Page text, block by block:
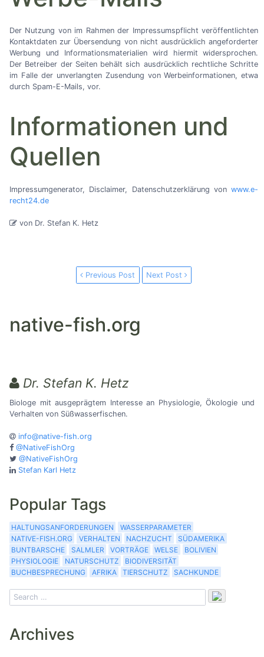
Der Nutzung von im Rahmen der Impressumspflicht veröffentlichten
Kontaktdaten zur Übersendung von nicht ausdrücklich angeforderter
Werbung und Informationsmaterialien wird hiermit widersprochen.
Der Betreiber der Seiten behält sich ausdrücklich rechtliche Schritte
im Falle der unverlangten Zusendung von Werbeinformationen, etwa
durch Spam-E-Mails, vor.
Informationen und
Quellen
Impressumgenerator, Disclaimer, Datenschutzerklärung vonwww.e-
recht24.de
von Dr. Stefan K. Hetz
Previous Post Next Post
native-fish.org
Dr. Stefan K. Hetz
Biologe mit ausgeprägtem Interesse an Physiologie, Ökologie und
Verhalten von Süßwasserfischen.
info@native-fish.org
@NativeFishOrg
@NativeFishOrg
Stefan Karl Hetz
Popular Tags
HALTUNGSANFORDERUNGEN
WASSERPARAMETER
NATIVE-FISH.ORG
VERHALTEN NACHZUCHT
SÜDAMERIKA
BUNTBARSCHE
SALMLER VORTRÄGE WELSE
BOLIVIEN
PHYSIOLOGIE
NATURSCHUTZ
BIODIVERSITÄT
BUCHBESPRECHUNG
AFRIKA TIERSCHUTZ SACHKUNDE
Archives